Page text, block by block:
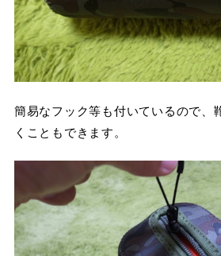
簡易なフック等も付いているので、
くこともできます。